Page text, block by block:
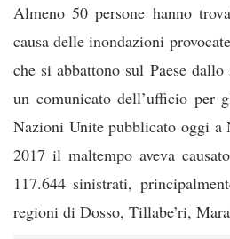
Almeno 50 persone hanno
causa delle inondazioni
che si abbattono sul Paese
un comunicato dell’ufficio per
Nazioni Unite pubblicato oggi a
2017 il maltempo aveva
117.644 sinistrati,
regioni di Dosso, Tillabe’ri,